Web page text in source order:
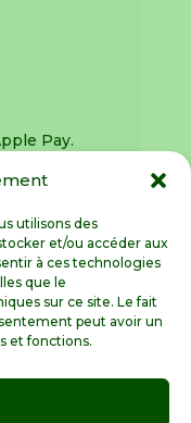
utilisons des
et/ou accéder aux
à ces technologies
que le
sur ce site. Le fait
peut avoir un
et fonctions.
Pay.
pièces
outillages de